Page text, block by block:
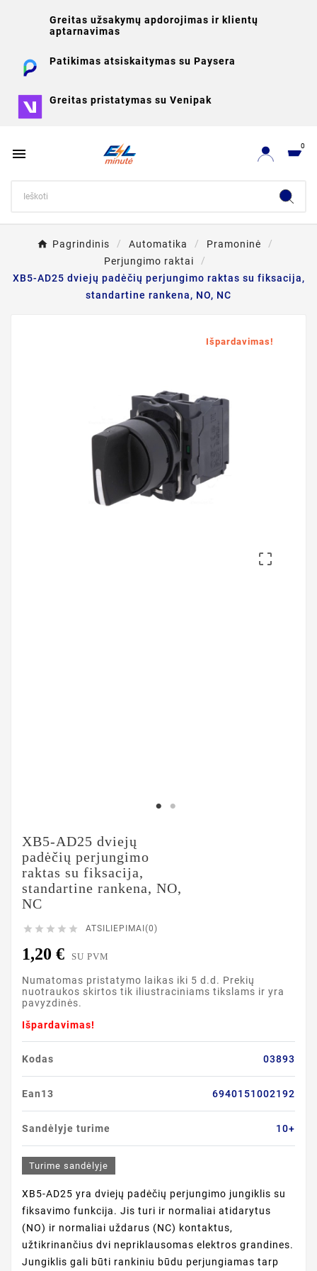
Greitas užsakymų apdorojimas ir klientų
aptarnavimas
Patikimas atsiskaitymas su Paysera
Greitas pristatymas su Venipak
 0
Pagrindinis Automatika
Pramoninė
Perjungimo raktai
XB5-AD25 dviejų padėčių perjungimo raktas su fiksacija,
standartine rankena, NO, NC
Išpardavimas!

XB5-AD25 dviejų
padėčių perjungimo
raktas su fiksacija,
standartine rankena, NO,
NC
     ATSILIEPIMAI(0)
1,20 € SU PVM
Numatomas pristatymo laikas iki 5 d.d. Prekių
nuotraukos skirtos tik iliustraciniams tikslams ir yra
pavyzdinės.
Išpardavimas!
Kodas 03893
Ean13 6940151002192
Sandėlyje turime 10+
Turime sandėlyje
XB5-AD25 yra dviejų padėčių perjungimo jungiklis su
fiksavimo funkcija. Jis turi ir normaliai atidarytus
(NO) ir normaliai uždarus (NC) kontaktus,
užtikrinančius dvi nepriklausomas elektros grandines.
Jungiklis gali būti rankiniu būdu perjungiamas tarp